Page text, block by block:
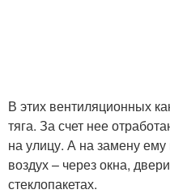
В этих вентиляционных
тяга. За счет нее
на улицу. А на замену
воздух – через окна,
стеклопакетах.